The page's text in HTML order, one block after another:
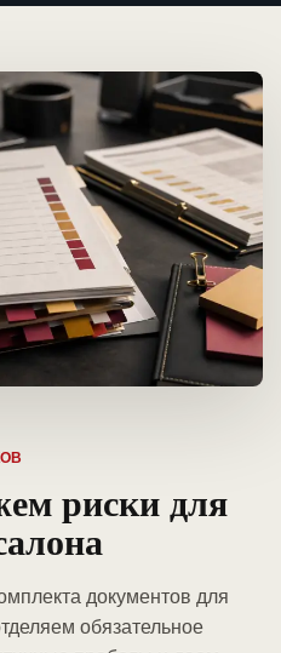
риски для
документов для
обязательное